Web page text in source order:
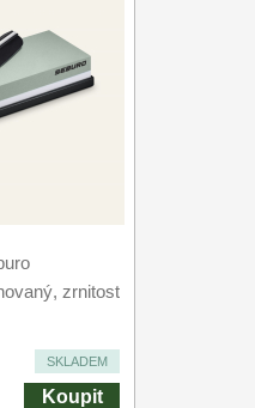
zrnitost
SKLADEM
Koupit